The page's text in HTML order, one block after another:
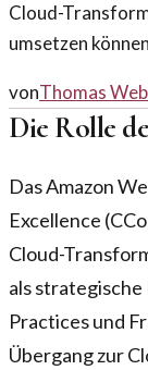
Cloud-
umsetzen
vonThomas
Die Rolle
Das Amazon
Excellence
Cloud-
als
Practices und
Übergang zur